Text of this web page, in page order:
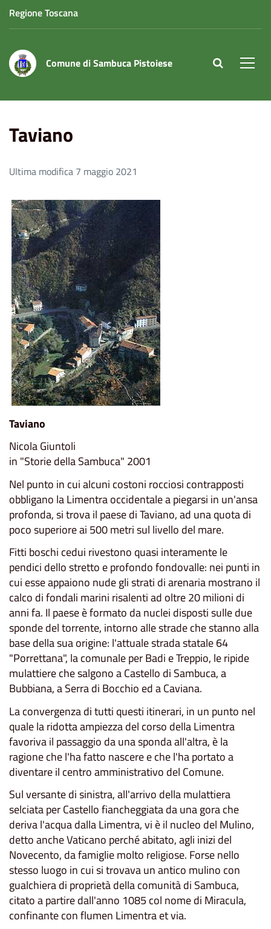
Regione Toscana
Comune di Sambuca Pistoiese site.searc
Taviano
Ultima modifica 7 maggio 2021
Taviano
Nicola Giuntoli
in "Storie della Sambuca" 2001
Nel punto in cui alcuni costoni rocciosi contrapposti
obbligano la Limentra occidentale a piegarsi in un'ansa
profonda, si trova il paese di Taviano, ad una quota di
poco superiore ai 500 metri sul livello del mare.
Fitti boschi cedui rivestono quasi interamente le
pendici dello stretto e profondo fondovalle: nei punti in
cui esse appaiono nude gli strati di arenaria mostrano il
calco di fondali marini risalenti ad oltre 20 milioni di
anni fa. Il paese è formato da nuclei disposti sulle due
sponde del torrente, intorno alle strade che stanno alla
base della sua origine: l'attuale strada statale 64
"Porrettana", la comunale per Badi e Treppio, le ripide
mulattiere che salgono a Castello di Sambuca, a
Bubbiana, a Serra di Bocchio ed a Caviana.
La convergenza di tutti questi itinerari, in un punto nel
quale la ridotta ampiezza del corso della Limentra
favoriva il passaggio da una sponda all'altra, è la
ragione che l'ha fatto nascere e che l'ha portato a
diventare il centro amministrativo del Comune.
Sul versante di sinistra, all'arrivo della mulattiera
selciata per Castello fiancheggiata da una gora che
deriva l'acqua dalla Limentra, vi è il nucleo del Mulino,
detto anche Vaticano perché abitato, agli inizi del
Novecento, da famiglie molto religiose. Forse nello
stesso luogo in cui si trovava un antico mulino con
gualchiera di proprietà della comunità di Sambuca,
citato a partire dall'anno 1085 col nome di Miracula,
confinante con flumen Limentra et via.